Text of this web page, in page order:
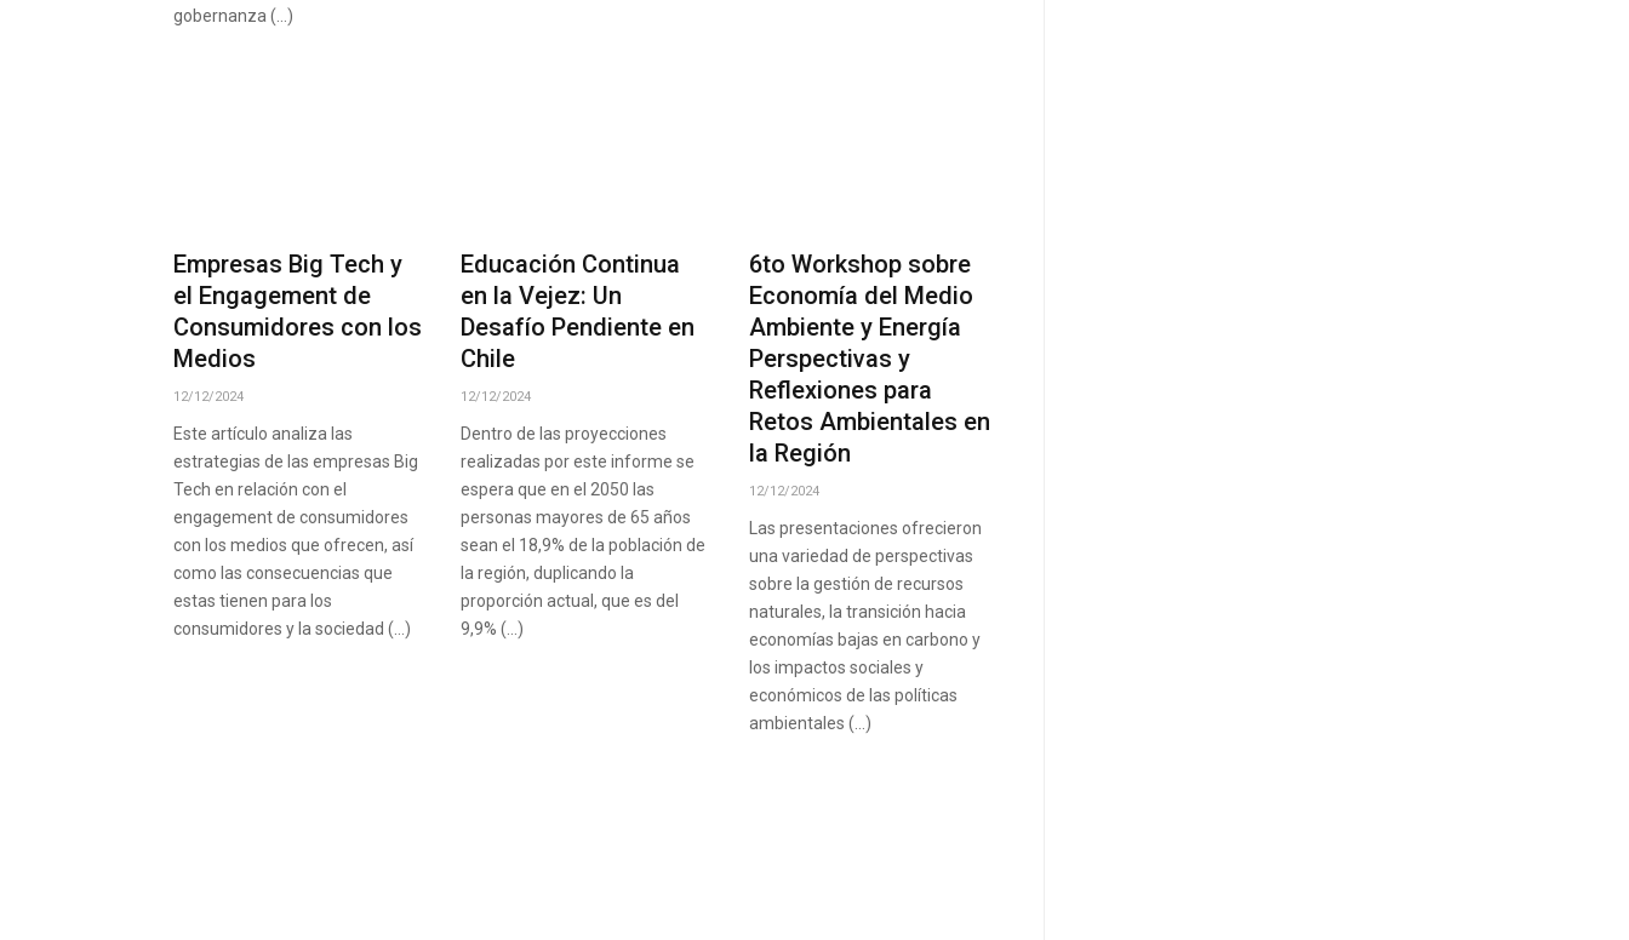
gobernanza (…)
Empresas Big Tech y
el Engagement de
Consumidores con los
Medios
12/12/2024
Este artículo analiza las
estrategias de las empresas Big
Tech en relación con el
engagement de consumidores
con los medios que ofrecen, así
como las consecuencias que
estas tienen para los
consumidores y la sociedad (…)
Educación Continua
en la Vejez: Un
Desafío Pendiente en
Chile
12/12/2024
Dentro de las proyecciones
realizadas por este informe se
espera que en el 2050 las
personas mayores de 65 años
sean el 18,9% de la población de
la región, duplicando la
proporción actual, que es del
9,9% (…)
6to Workshop sobre
Economía del Medio
Ambiente y Energía
Perspectivas y
Reflexiones para
Retos Ambientales en
la Región
12/12/2024
Las presentaciones ofrecieron
una variedad de perspectivas
sobre la gestión de recursos
naturales, la transición hacia
economías bajas en carbono y
los impactos sociales y
económicos de las políticas
ambientales (…)